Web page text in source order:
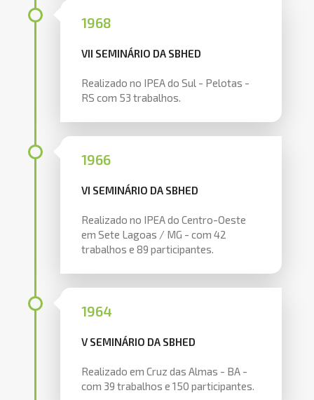
1968
VII SEMINÁRIO DA SBHED
Realizado no IPEA do Sul - Pelotas -
RS com 53 trabalhos.
1966
VI SEMINÁRIO DA SBHED
Realizado no IPEA do Centro-Oeste
em Sete Lagoas / MG - com 42
trabalhos e 89 participantes.
1964
V SEMINÁRIO DA SBHED
Realizado em Cruz das Almas - BA -
com 39 trabalhos e 150 participantes.